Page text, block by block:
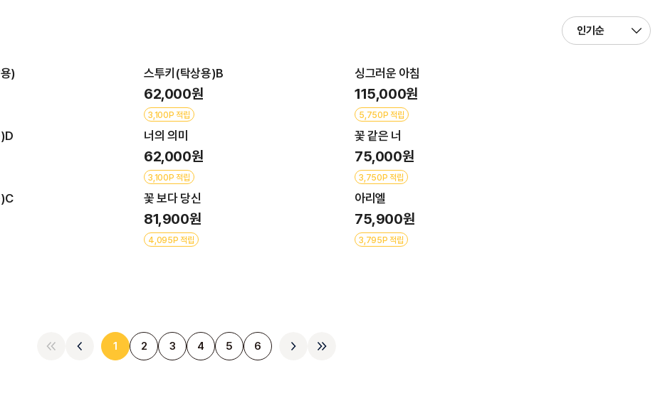
) 스투키(탁상용)B
62,000원
3,100P 적립
싱그러운 아침
115,000원
5,750P 적립
너의 의미
62,000원
3,100P 적립
꽃 같은 너
75,000원
3,750P 적립
꽃 보다 당신
81,900원
4,095P 적립
아리엘
75,900원
3,795P 적립
1 2 3 4 5 6